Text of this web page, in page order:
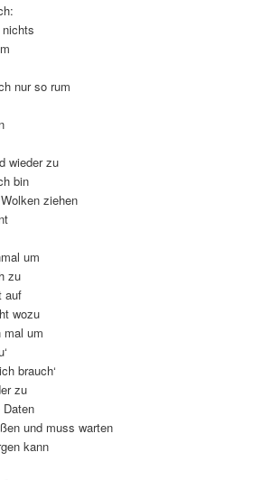
nichts
nur so rum
wieder zu
bin
ziehen
um
zu
auf
wozu
mal um
brauch‘
zu
und muss warten
kann